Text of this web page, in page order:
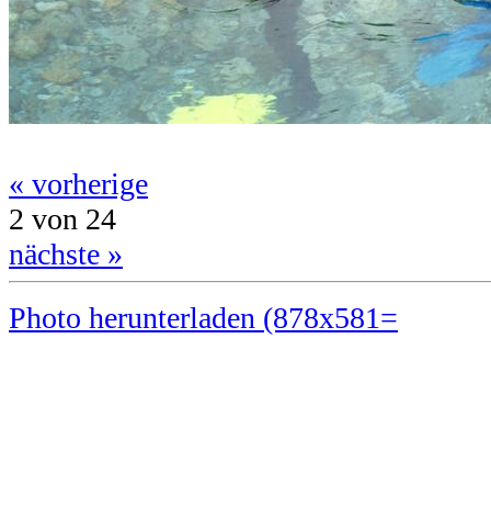
« vorherige
2 von 24
nächste »
Photo herunterladen (878x581=